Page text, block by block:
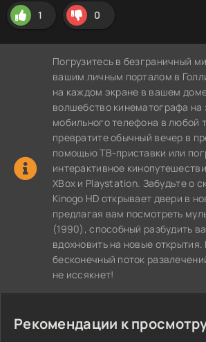
1 0
Погрузитесь в безграничный
вашим личным порталом в
на каждом экране в вашем
волшебство кинематографа на
мобильного телефона в любой
превратите обычный вечер в
помощью ТВ-приставки или
интерактивное
XBox и Playstation. Забудьте о
Kinogo HD открывает двери в
предлагая вам посмотреть
(1990), способный разбудить
вдохновить на новые
бесконечный поток
не иссякнет!
Рекомендации к